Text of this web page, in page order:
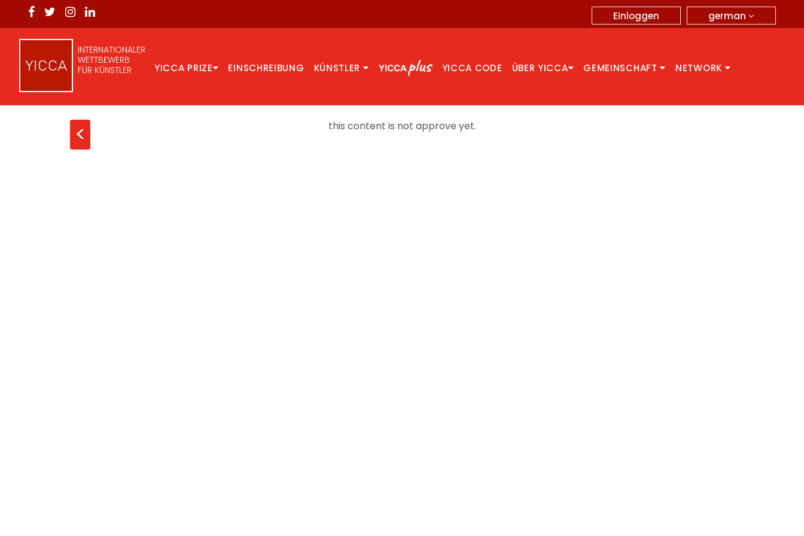
german
Einloggen
INTERNATIONALER
WETTBEWERB
FÜR KÜNSTLER
YICCA PRIZE EINSCHREIBUNG KÜNSTLER YICCA CODE ÜBER YICCA GEMEINSCHAFT NETWORK
< this content is not approve yet.